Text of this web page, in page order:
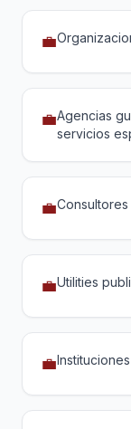
💼
💼Agencias
servicios
💼
💼Utilities
💼